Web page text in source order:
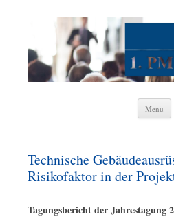
1.
Menü
Technische
Risikofaktor in der
Tagungsbericht der